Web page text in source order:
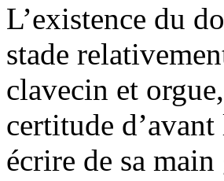
L’existence du
stade
clavecin et
certitude
écrire de sa